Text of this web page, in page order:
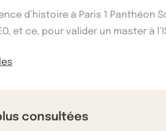
d’histoire à Paris 1
et ce, pour valider un master à
consultées